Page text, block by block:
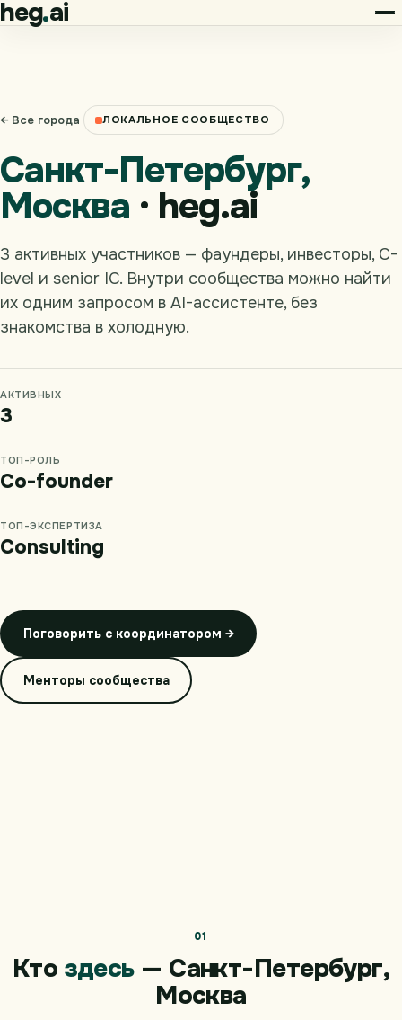
heg ai
← Все города ЛОКАЛЬНОЕ СООБЩЕСТВО
Санкт-Петербург,
Москва · heg.ai
3 активных участников — фаундеры, инвесторы, C-
level и senior IC. Внутри сообщества можно найти
их одним запросом в AI-ассистенте, без
знакомства в холодную.
АКТИВНЫХ
3
ТОП-РОЛЬ
Co-founder
ТОП-ЭКСПЕРТИЗА
Consulting
Поговорить с координатором →
Менторы сообщества
01
Кто здесь— Санкт-Петербург,
Москва